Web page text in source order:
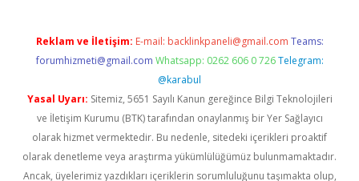
Reklam ve İletişim: E-mail: backlinkpaneli@gmail.com Teams:
forumhizmeti@gmail.com Whatsapp: 0262 606 0 726 Telegram:
@karabul
Yasal Uyarı: Sitemiz, 5651 Sayılı Kanun gereğince Bilgi Teknolojileri
ve İletişim Kurumu (BTK) tarafından onaylanmış bir Yer Sağlayıcı
olarak hizmet vermektedir. Bu nedenle, sitedeki içerikleri proaktif
olarak denetleme veya araştırma yükümlülüğümüz bulunmamaktadır.
Ancak, üyelerimiz yazdıkları içeriklerin sorumluluğunu taşımakta olup,